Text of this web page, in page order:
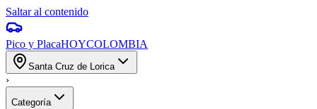
Saltar al contenido
Pico y PlacaHOYCOLOMBIA
Santa Cruz de Lorica
›
Categoría